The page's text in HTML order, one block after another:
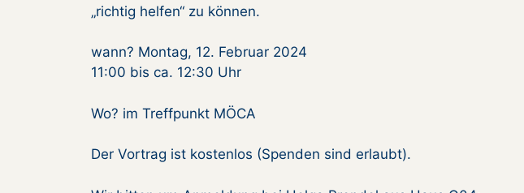
„richtig helfen“ zu können.
wann? Montag, 12. Februar 2024
11:00 bis ca. 12:30 Uhr
Wo? im Treffpunkt MÖCA
Der Vortrag ist kostenlos (Spenden sind erlaubt).